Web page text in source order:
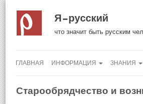
Я русский
что значит быть русским
ГЛАВНАЯ ИНФОРМАЦИЯ ЗНАНИЯ
Старообрядчество и